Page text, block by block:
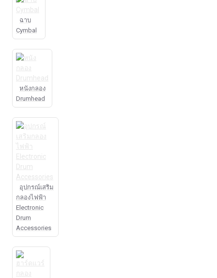
ฉาบ
Cymbal
หนังกลอง
Drumhead
อุปกรณ์เสริม
กลองไฟฟ้า
Electronic
Drum
Accessories